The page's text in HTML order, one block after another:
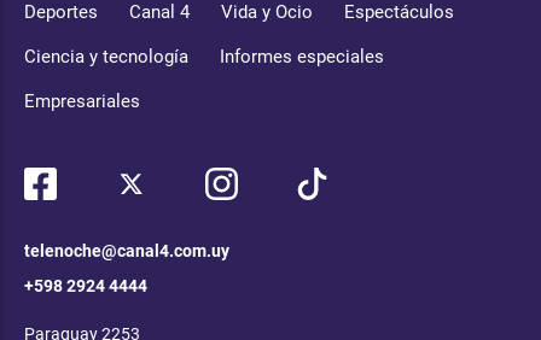
Deportes Canal 4 Vida y Ocio Espectáculos
Ciencia y tecnología Informes especiales
Empresariales
telenoche@canal4.com.uy
+598 2924 4444
Paraguay 2253